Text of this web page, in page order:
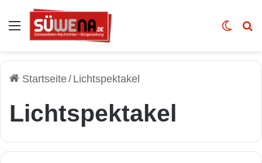
Auswahl Skin
Startseite/ Lichtspektakel
Lichtspektakel